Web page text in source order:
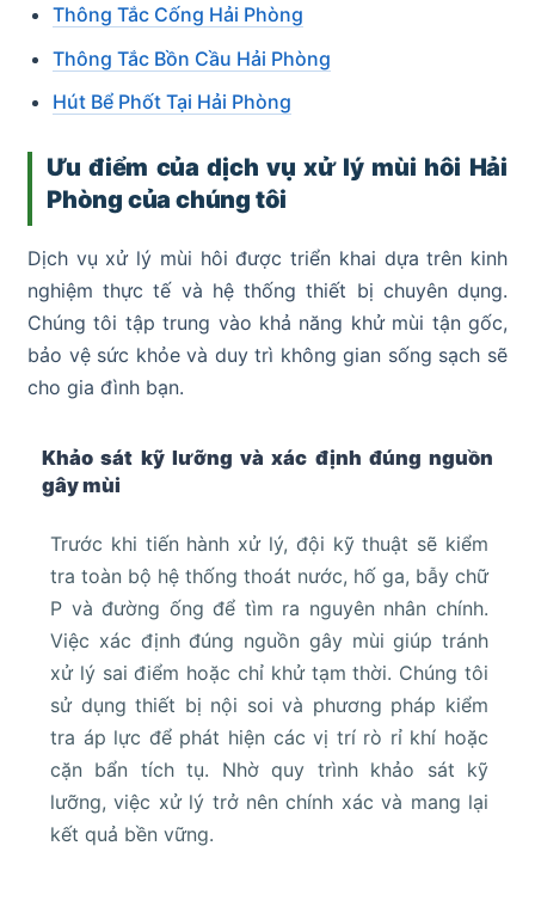
Thông Tắc Cống Hải Phòng
Thông Tắc Bồn Cầu Hải Phòng
Hút Bể Phốt Tại Hải Phòng
Ưu điểm của dịch vụ xử lý mùi hôi Hải
Phòng của chúng tôi
Dịch vụ xử lý mùi hôi được triển khai dựa trên kinh
nghiệm thực tế và hệ thống thiết bị chuyên dụng.
Chúng tôi tập trung vào khả năng khử mùi tận gốc,
bảo vệ sức khỏe và duy trì không gian sống sạch sẽ
cho gia đình bạn.
Khảo sát kỹ lưỡng và xác định đúng nguồn
gây mùi
Trước khi tiến hành xử lý, đội kỹ thuật sẽ kiểm
tra toàn bộ hệ thống thoát nước, hố ga, bẫy chữ
P và đường ống để tìm ra nguyên nhân chính.
Việc xác định đúng nguồn gây mùi giúp tránh
xử lý sai điểm hoặc chỉ khử tạm thời. Chúng tôi
sử dụng thiết bị nội soi và phương pháp kiểm
tra áp lực để phát hiện các vị trí rò rỉ khí hoặc
cặn bẩn tích tụ. Nhờ quy trình khảo sát kỹ
lưỡng, việc xử lý trở nên chính xác và mang lại
kết quả bền vững.